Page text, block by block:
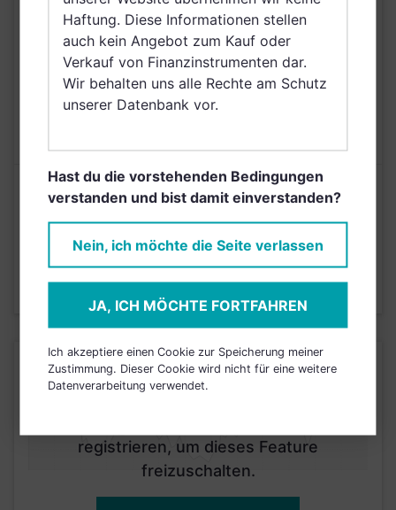
Nordirland, Schweiz,
Finnland, Dänemark,
Irland, Belgien
AUSGABEAUFSCHLAG 5,00%
Risikoeinstufung laut Anbieter (KID)
2 3 4 5 6
KURSENTWICKLUNG
registrieren, um dieses Feature
freizuschalten.
Haftung. Diese Informationen stellen
auch kein Angebot zum Kauf oder
Verkauf von Finanzinstrumenten dar.
Wir behalten uns alle Rechte am Schutz
unserer Datenbank vor.
Hast du die vorstehenden Bedingungen
verstanden und bist damit einverstanden?
Nein, ich möchte die Seite verlassen
JA, ICH MÖCHTE FORTFAHREN
Ich akzeptiere einen Cookie zur Speicherung meiner
Zustimmung. Dieser Cookie wird nicht für eine weitere
Datenverarbeitung verwendet.